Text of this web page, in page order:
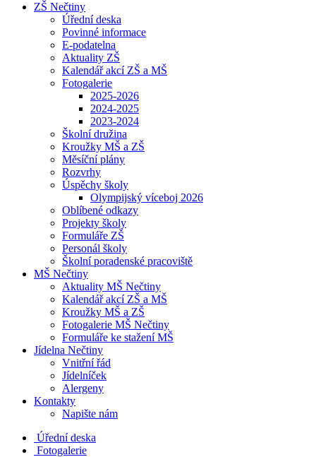
ZŠ Nečtiny
Úřední deska
Povinné informace
E-podatelna
Aktuality ZŠ
Kalendář akcí ZŠ a MŠ
Fotogalerie
2025-2026
2024-2025
2023-2024
Školní družina
Kroužky MŠ a ZŠ
Měsíční plány
Rozvrhy
Úspěchy školy
Olympijský víceboj 2026
Oblíbené odkazy
Projekty školy
Formuláře ZŠ
Personál školy
Školní poradenské pracoviště
MŠ Nečtiny
Aktuality MŠ Nečtiny
Kalendář akcí ZŠ a MŠ
Kroužky MŠ a ZŠ
Fotogalerie MŠ Nečtiny
Formuláře ke stažení MŠ
Jídelna Nečtiny
Vnitřní řád
Jídelníček
Alergeny
Kontakty
Napište nám
Úřední deska
Fotogalerie